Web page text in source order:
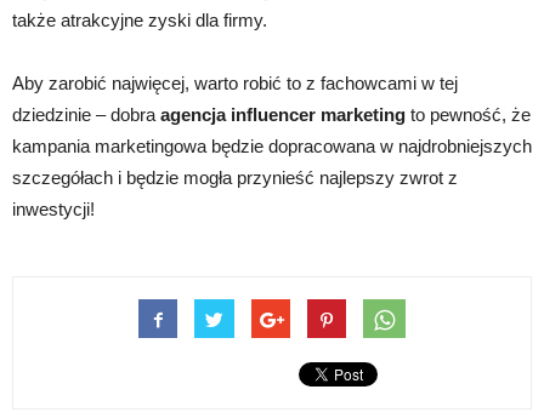
także atrakcyjne zyski dla firmy.
Aby zarobić najwięcej, warto robić to z fachowcami w tej
dziedzinie – dobra agencja influencer marketing to pewność, że
kampania marketingowa będzie dopracowana w najdrobniejszych
szczegółach i będzie mogła przynieść najlepszy zwrot z
inwestycji!